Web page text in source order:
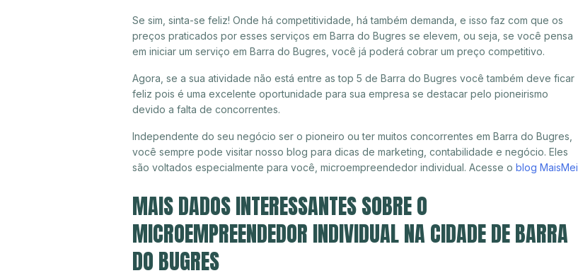
Se sim, sinta-se feliz! Onde há competitividade, há também demanda, e isso faz com que os
preços praticados por esses serviços em Barra do Bugres se elevem, ou seja, se você pensa
em iniciar um serviço em Barra do Bugres, você já poderá cobrar um preço competitivo.
Agora, se a sua atividade não está entre as top 5 de Barra do Bugres você também deve ficar
feliz pois é uma excelente oportunidade para sua empresa se destacar pelo pioneirismo
devido a falta de concorrentes.
Independente do seu negócio ser o pioneiro ou ter muitos concorrentes em Barra do Bugres,
você sempre pode visitar nosso blog para dicas de marketing, contabilidade e negócio. Eles
são voltados especialmente para você, microempreendedor individual. Acesse o blog MaisMei
MAIS DADOS INTERESSANTES SOBRE O
MICROEMPREENDEDOR INDIVIDUAL NA CIDADE DE BARRA
DO BUGRES